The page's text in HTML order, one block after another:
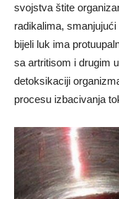
svojstva štite
radikalima,
bijeli luk ima
sa artritisom i drugim
detoksikaciji
procesu izbacivanja